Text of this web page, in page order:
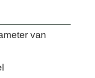
van